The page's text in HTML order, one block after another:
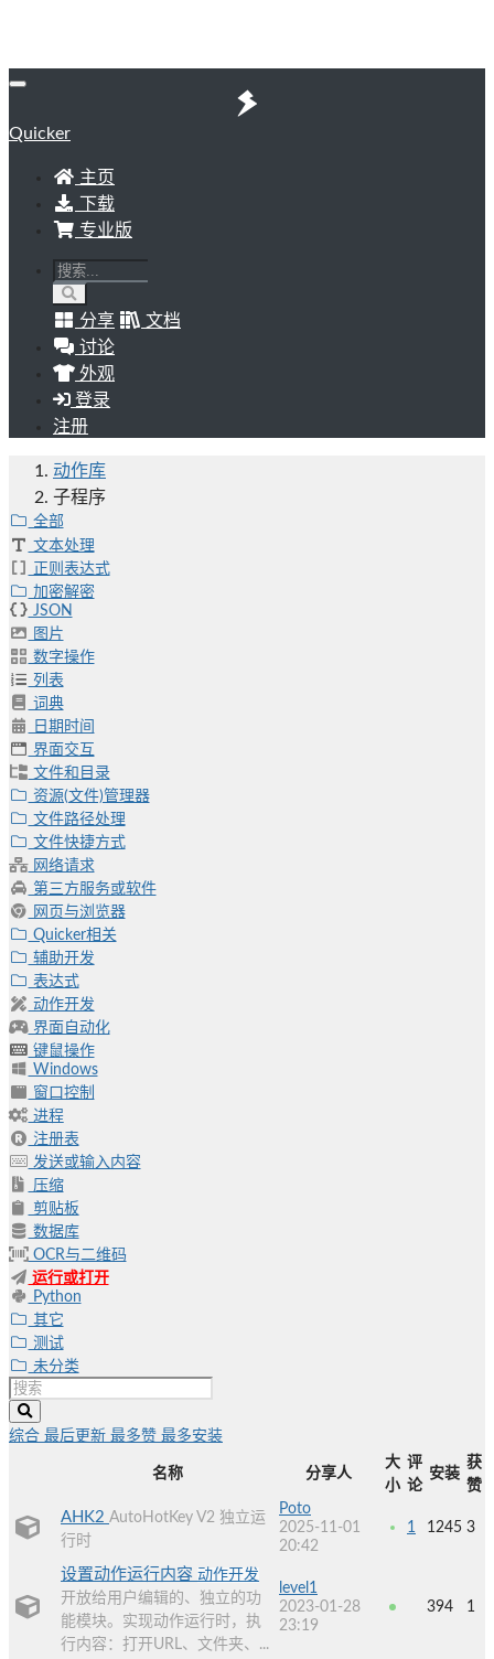
Quicker
主页
下载
专业版
分享
文档
讨论
外观
登录
注册
动作库
子程序
全部
文本处理
正则表达式
加密解密
JSON
图片
数字操作
列表
词典
日期时间
界面交互
文件和目录
资源(文件)管理器
文件路径处理
文件快捷方式
网络请求
第三方服务或软件
网页与浏览器
Quicker相关
辅助开发
表达式
动作开发
界面自动化
键鼠操作
Windows
窗口控制
进程
注册表
发送或输入内容
压缩
剪贴板
数据库
OCR与二维码
运行或打开
Python
其它
测试
未分类
综合 最后更新 最多赞 最多安装
名称 分享人
大
小
评
论
安装
获
赞
AHK2 AutoHotKey V2 独立运
行时
Poto
2025-11-01
20:42
1 1245 3
设置动作运行内容 动作开发
开放给用户编辑的、独立的功
能模块。实现动作运行时，执
行内容：打开URL、文件夹、...
level1
2023-01-28
23:19
394 1